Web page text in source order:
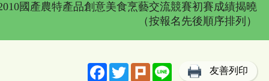
國產農特產品創意美食烹藝交流競賽初賽成績揭曉
（按報名先後順序排列）
FacebookTwitterPlurk Line 友善列印